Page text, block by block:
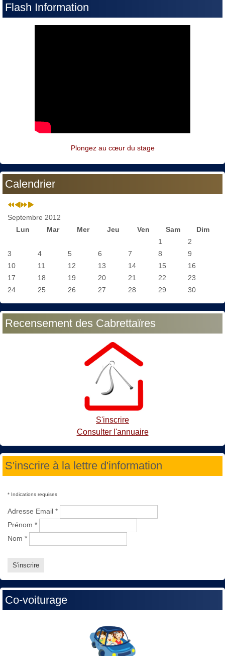
Flash Information
Plongez au cœur du stage
Calendrier
Septembre 2012
Lun
Mar Mer Jeu Ven Sam
Dim
1
2
3
4 5 6 7 8
9
10
11 12 13 14 15
16
17
18 19 20 21 22
23
24
25 26 27 28 29 30
Recensement des Cabrettaïres
S'inscrire
Consulter l'annuaire
S'inscrire à la lettre d'information
* Indications requises
Adresse Email *
Prénom *
Nom *
Co-voiturage